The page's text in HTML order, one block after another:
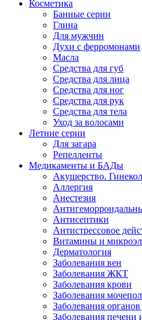
Косметика
Банные серии
Глина
Для мужчин
Духи с ферромонами
Масла
Средства для губ
Средства для лица
Средства для ног
Средства для рук
Средства для тела
Уход за волосами
Летние серии
Для загара
Репелленты
Медикаменты и БАДы
Акушерство.
Аллергия
Анестезия
Антисептики
Антистрессовое
Витамины и
Дерматология
Заболевания вен
Заболевания ЖКТ
Заболевания крови
Заболевания
Заболевания
Заболевания печени